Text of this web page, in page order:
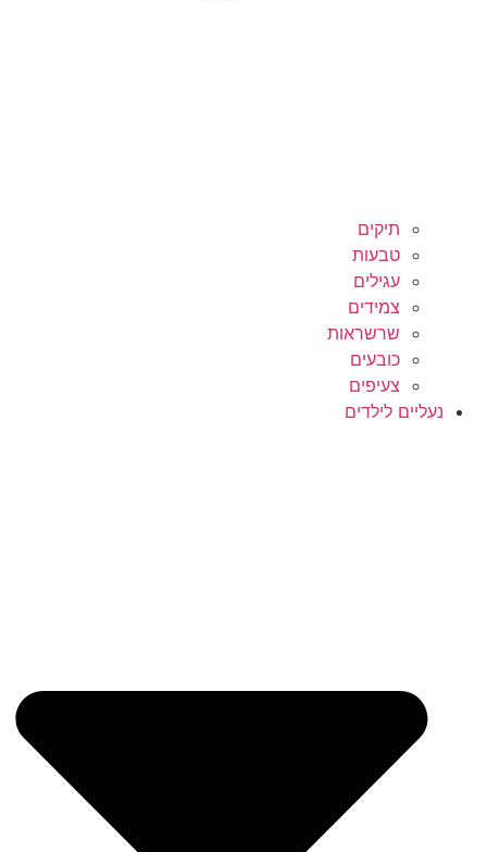
תיקים
טבעות
עגילים
צמידים
שרשראות
כובעים
צעיפים
נעליים לילדים